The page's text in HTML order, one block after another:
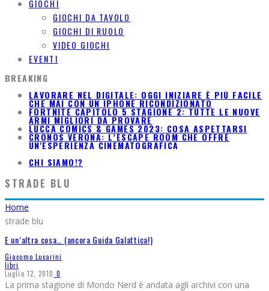
GIOCHI
GIOCHI DA TAVOLO
GIOCHI DI RUOLO
VIDEO GIOCHI
EVENTI
BREAKING
LAVORARE NEL DIGITALE: OGGI INIZIARE È PIÙ FACILE
CHE MAI CON UN IPHONE RICONDIZIONATO
FORTNITE CAPITOLO 5 STAGIONE 2: TUTTE LE NUOVE
ARMI MIGLIORI DA PROVARE
LUCCA COMICS & GAMES 2023: COSA ASPETTARSI
CRONOS VERONA: L’ESCAPE ROOM CHE OFFRE
UN'ESPERIENZA CINEMATOGRAFICA
CHI SIAMO!?
STRADE BLU
Home
strade blu
E un’altra cosa… (ancora Guida Galattica!)
Giacomo Lucarini
libri
Luglio 12, 2010 0
La prima stagione di Mondo Nerd è andata agli archivi con una